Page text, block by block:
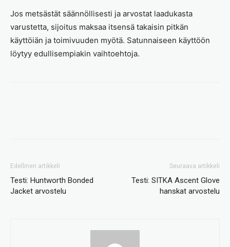
Jos metsästät säännöllisesti ja arvostat laadukasta
varustetta, sijoitus maksaa itsensä takaisin pitkän
käyttöiän ja toimivuuden myötä. Satunnaiseen käyttöön
löytyy edullisempiakin vaihtoehtoja.
Edellinen artikkeli
Testi: Huntworth Bonded
Jacket arvostelu
Seuraava artikkeli
Testi: SITKA Ascent Glove
hanskat arvostelu